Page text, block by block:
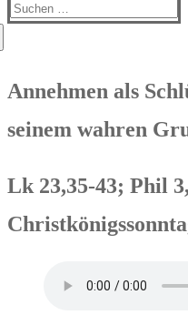
Suchen
Annehmen als
seinem wahren
Lk 23,35-43; Phil